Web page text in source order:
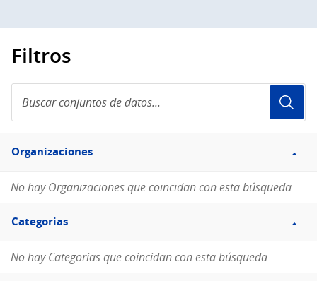
Filtros
conjuntos
de
Filtro
Organizaciones
Organizaciones
No hay Organizaciones que coincidan con esta búsqueda
Filtro
Categorias
Categorias
No hay Categorias que coincidan con esta búsqueda